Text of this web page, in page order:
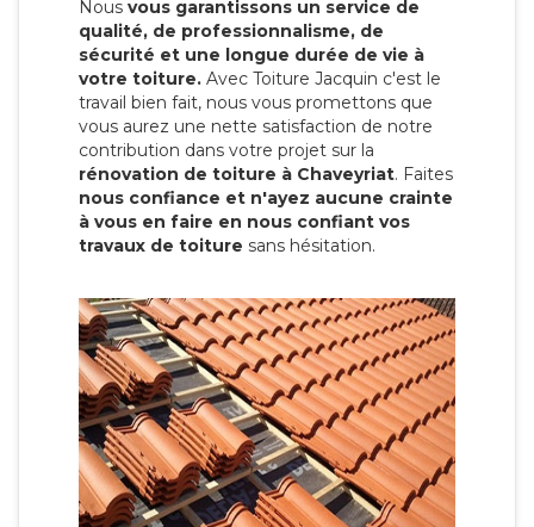
Nous vous garantissons un service de
qualité, de professionnalisme, de
sécurité et une longue durée de vie à
votre toiture. Avec Toiture Jacquin c'est le
travail bien fait, nous vous promettons que
vous aurez une nette satisfaction de notre
contribution dans votre projet sur la
rénovation de toiture à Chaveyriat. Faites
nous confiance et n'ayez aucune crainte
à vous en faire en nous confiant vos
travaux de toiture sans hésitation.